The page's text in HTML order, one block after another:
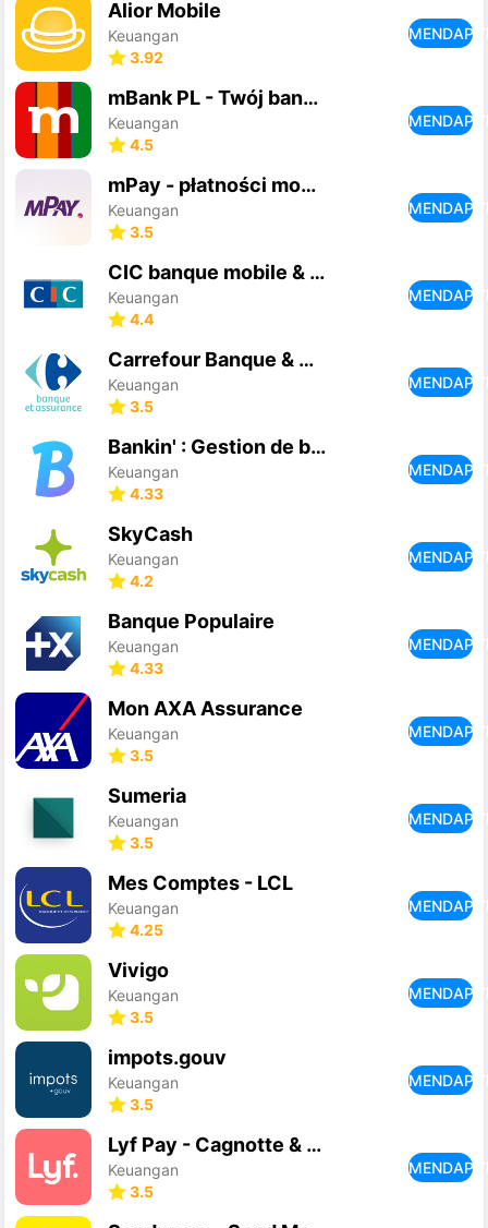
Alior Mobile
Keuangan
3.92
mBank PL - Twój bank i finanse
Keuangan
4.5
mPay - płatności mobilne
Keuangan
3.5
CIC banque mobile & Assurance
Keuangan
4.4
Carrefour Banque & Assurance
Keuangan
3.5
Bankin' : Gestion de budget
Keuangan
4.33
SkyCash
Keuangan
4.2
Banque Populaire
Keuangan
4.33
Mon AXA Assurance
Keuangan
3.5
Sumeria
Keuangan
3.5
Mes Comptes - LCL
Keuangan
4.25
Vivigo
Keuangan
3.5
impots.gouv
Keuangan
3.5
Lyf Pay - Cagnotte & Paiements
Keuangan
3.5